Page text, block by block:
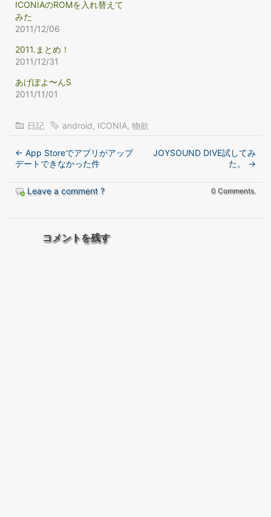
ICONIAのROMを入れ替えて
みた
2011/12/06
2011.まとめ！
2011/12/31
あげぽよ〜んS
2011/11/01
日記 android, ICONIA, 物欲
← App Storeでアプリがアップ
デートできなかった件
JOYSOUND DIVE試してみ
た。 →
Leave a comment ? 0 Comments.
コメントを残す